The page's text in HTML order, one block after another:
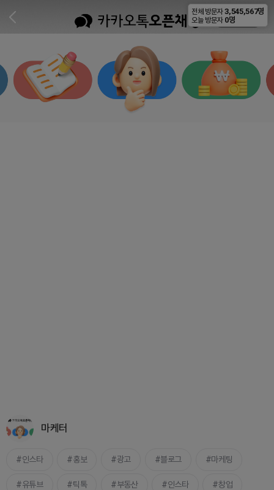
비공개
마케터
인스타 홍보 광고 블로그 마케팅
유튜브 틱톡 부동산 인스타 창업
전체 방문자 3,545,567명
오늘 방문자 0명